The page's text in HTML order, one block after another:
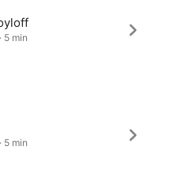
5 min
5 min